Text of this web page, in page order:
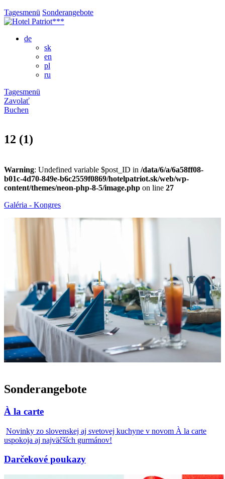
Tagesmenü Sonderangebote
de
sk
en
pl
ru
Tagesmenü
Zavolať
Buchen
12 (1)
Warning: Undefined variable $post_ID in /data/6/a/6a58ff08-
b01c-4d70-849e-b6c2559f0869/hotelpatriot.sk/web/wp-
content/themes/neon-php-8-5/image.php on line 27
Galéria - Kongres
Sonderangebote
À la carte
Novinky zo slovenskej aj svetovej kuchyne v novom À la carte
uspokoja aj najväčších gurmánov!
Darčekové poukazy